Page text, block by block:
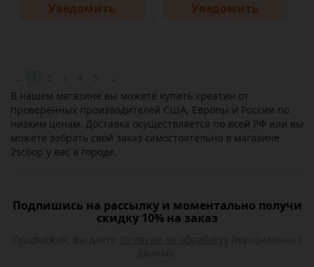
Уведомить Уведомить
В нашем магазине вы можете купить креатин от
проверенных производителей США, Европы и России по
низким ценам. Доставка осуществляется по всей РФ или вы
можете забрать свой заказ самостоятельно в магазине
2scoop у вас в городе.
Подпишись на рассылку и моментально получи
скидку 10% на заказ